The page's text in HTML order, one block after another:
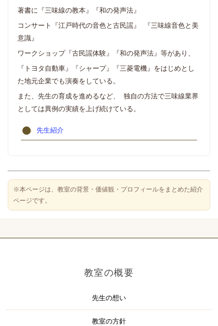
著書に『三味線の教本』『和の発声法』
コンサート『江戸時代の音色と古民謡』 『三味線音色と美
意識』
ワークショップ『古民謡体験』『和の発声法』等があり、
『トヨタ自動車』『シャープ』『三菱電機』をはじめとし
た地元企業でも演奏をしている。
また、先生の育成を進めるなど、 独自の方法で三味線業界
としては異例の実績を上げ続けている。
先生紹介
※本ページは、教室の背景・価値観・プロフィールをまとめた紹介
ページです。
教室の概要
先生の想い
教室の方針